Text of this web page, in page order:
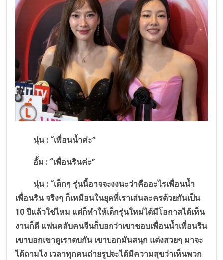
นุ่น : “เพื่อนน้ำค่ะ”
อั้ม : “เพื่อนรินค่ะ”
นุ่น : “เด็กๆ รุ่นนี้อาจจะงงนะว่าคืออะไรเพื่อนน้ำ
เพื่อนริน จริงๆ ก็เหมือนในยุคที่เราเล่นละครด้วยกันเป็น
10 ปีแล้วใช่ไหม แต่ก็ทำให้เด็กรุ่นใหม่ได้มีโอกาสได้เห็น
งานก็ดี แฟนคลับคนจีนก็บอกว่าเขาชอบเพื่อนน้ำเพื่อนริน
เขาบอกเขาดูเราตบกัน เขาบอกมันสนุก แต่งสวยๆ มาจะ
ได้ถามไง เวลาทุกคนถ่ายรูปจะได้มีความสุขว่าเห็นพวก